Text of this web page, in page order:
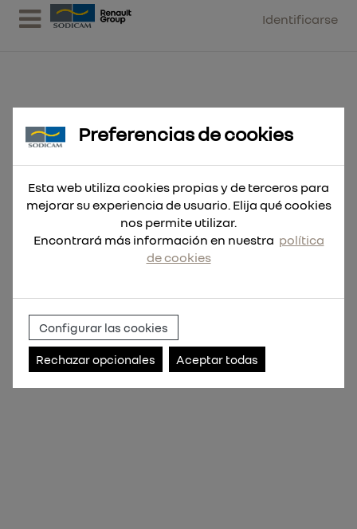
Identificarse
Broca pala 32x152
Preferencias de cookies
Esta web utiliza cookies propias y de terceros para
mejorar su experiencia de usuario. Elija qué cookies
nos permite utilizar.
Encontrará más información en nuestra política
de cookies
Configurar las cookies
Rechazar opcionales Aceptar todas